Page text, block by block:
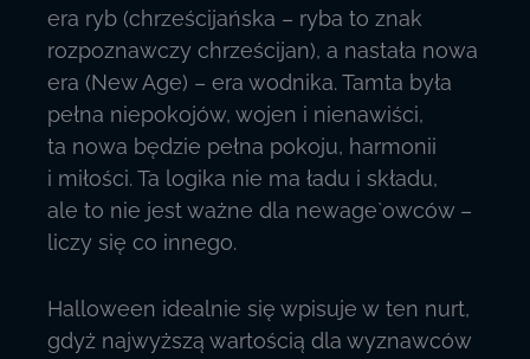
era ryb (chrześcijańska – ryba to znak
rozpoznawczy chrześcijan), a nastała nowa
era (New Age) – era wodnika. Tamta była
pełna niepokojów, wojen i nienawiści,
ta nowa będzie pełna pokoju, harmonii
i miłości. Ta logika nie ma ładu i składu,
ale to nie jest ważne dla newage`owców –
liczy się co innego.
Halloween idealnie się wpisuje w ten nurt,
gdyż najwyższą wartością dla wyznawców